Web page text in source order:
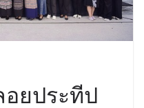
อยประทีป